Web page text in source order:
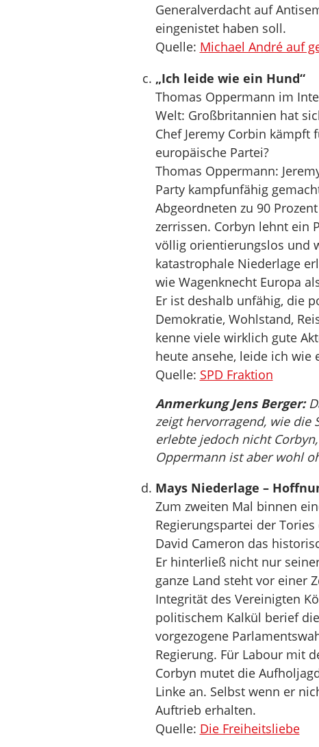
Generalverdacht auf
eingenistet haben soll.
Quelle: Michael André auf
„Ich leide wie ein Hund“
Thomas Oppermann im
Welt: Großbritannien hat
Chef Jeremy Corbin
europäische Partei?
Thomas Oppermann:
Party kampfunfähig
Abgeordneten zu 90
zerrissen. Corbyn lehnt ein
völlig orientierungslos und
katastrophale Niederlage
wie Wagenknecht Europa
Er ist deshalb unfähig, die
Demokratie, Wohlstand,
kenne viele wirklich gute
heute ansehe, leide ich wie
Quelle: SPD Fraktion
Anmerkung Jens Berger:
zeigt hervorragend, wie die
erlebte jedoch nicht
Oppermann ist aber wohl
Mays Niederlage –
Zum zweiten Mal binnen
Regierungspartei der
David Cameron das
Er hinterließ nicht nur
ganze Land steht vor einer
Integrität des Vereinigten
politischem Kalkül berief
vorgezogene
Regierung. Für Labour mit
Corbyn mutet die
Linke an. Selbst wenn er
Auftrieb erhalten.
Quelle: Die Freiheitsliebe